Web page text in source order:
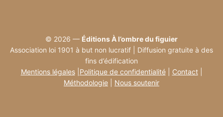
© 2026 — Éditions À l’ombre du figuier
Association loi 1901 à but non lucratif | Diffusion gratuite à des
fins d’édification
Mentions légales| Politique de confidentialité| Contact|
Méthodologie
Nous soutenir